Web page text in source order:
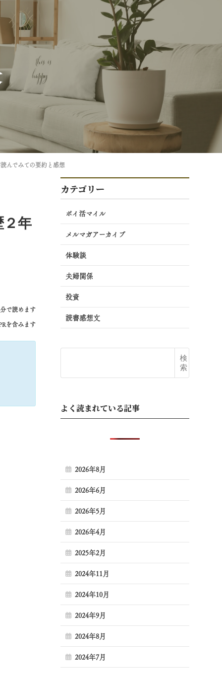
んでみての要約と感想
２年
で読めます
を含みます
カテゴリー
ポイ活マイル
メルマガアーカイブ
体験談
夫婦関係
投資
読書感想文
検
索
よく読まれている記事
2026年8月
2026年6月
2026年5月
2026年4月
2025年2月
2024年11月
2024年10月
2024年9月
2024年8月
2024年7月